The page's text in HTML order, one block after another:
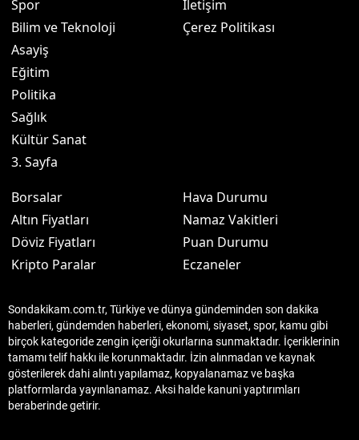
Spor
Bilim ve Teknoloji
Asayiş
Eğitim
Politika
Sağlık
Kültür Sanat
3. Sayfa
İletişim
Çerez Politikası
Borsalar
Altın Fiyatları
Döviz Fiyatları
Kripto Paralar
Hava Durumu
Namaz Vakitleri
Puan Durumu
Eczaneler
Sondakikam.com.tr, Türkiye ve dünya gündeminden son dakika
haberleri, gündemden haberleri, ekonomi, siyaset, spor, kamu gibi
birçok kategoride zengin içeriği okurlarına sunmaktadır. İçeriklerinin
tamamı telif hakkı ile korunmaktadır. İzin alınmadan ve kaynak
gösterilerek dahi alıntı yapılamaz, kopyalanamaz ve başka
platformlarda yayınlanamaz. Aksi halde kanuni yaptırımları
beraberinde getirir.